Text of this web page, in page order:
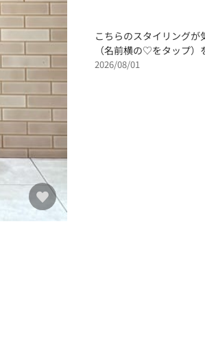
こちらのスタイリング
（名前横の♡をタップ）
2026/08/01